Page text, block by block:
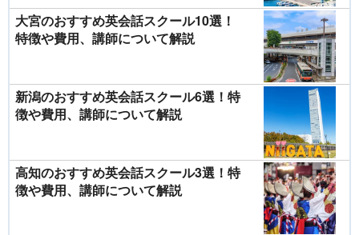
大宮のおすすめ英会話スクール10選！
特徴や費用、講師について解説
新潟のおすすめ英会話スクール6選！特
徴や費用、講師について解説
高知のおすすめ英会話スクール3選！特
徴や費用、講師について解説